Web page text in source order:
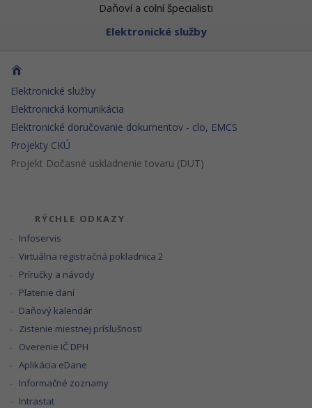
Daňoví a colní špecialisti
Elektronické služby
Elektronické služby
Elektronická komunikácia
Elektronické doručovanie dokumentov - clo, EMCS
Projekty CKÚ
Projekt Dočasné uskladnenie tovaru (DUT)
RÝCHLE ODKAZY
Infoservis
Virtuálna registračná pokladnica 2
Príručky a návody
Platenie daní
Daňový kalendár
Zistenie miestnej príslušnosti
Overenie IČ DPH
Aplikácia eDane
Informačné zoznamy
Intrastat